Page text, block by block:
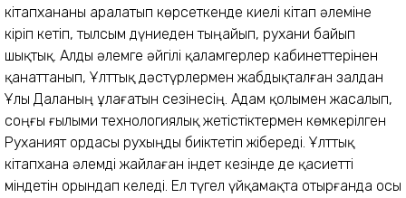
кітапхананы аралатып көрсеткенде киелі кітап әлеміне
кіріп кетіп, тылсым дүниеден тыңайып, рухани байып
шықтық. Алды әлемге әйгілі қаламгерлер кабинеттерінен
қанаттанып, Ұлттық дәстүрлермен жабдықталған залдан
Ұлы Даланың ұлағатын сезінесің. Адам қолымен жасалып,
соңғы ғылыми технологиялық жетістіктермен көмкерілген
Руханият ордасы рухыңды биіктетіп жібереді. Ұлттық
кітапхана әлемді жайлаған індет кезінде де қасиетті
міндетін орындап келеді. Ел түгел үйқамақта отырғанда осы